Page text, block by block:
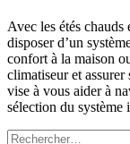
Avec les étés
disposer d’un
confort à la maison
climatiseur et
vise à vous aider à
sélection du
Rechercher :